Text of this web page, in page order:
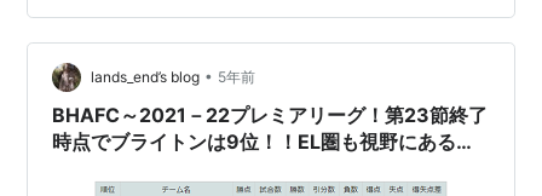
す。
lands_end’s blog • 5年前
BHAFC～2021－22プレミアリーグ！第23節終了
時点でブライトンは9位！！EL圏も視野にある